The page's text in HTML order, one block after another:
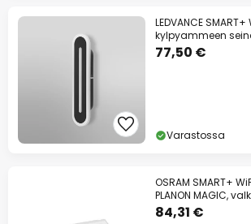
LEDVANCE SMART+
kylpyammeen
77,50 €
Varastossa
OSRAM SMART+
PLANON MAGIC,
CCT
84,31 €